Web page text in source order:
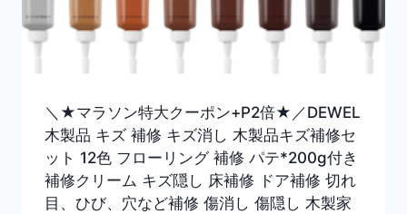
＼★マラソン特大クーポン+P2倍★／DEWEL
木製品 キズ 補修 キズ消し 木製品キズ補修セ
ット 12色 フローリング 補修 パテ*200g付き
補修クリーム キズ隠し 床補修 ドア補修 切れ
目、ひび、穴など補修 傷消し 傷隠し 木製家